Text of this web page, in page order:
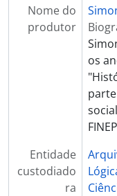
Nome do
produtor
os
Entidade
custodiado
ra